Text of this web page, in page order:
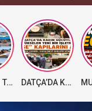
Datça’da 1 Temmuz Denizcilik ve Kabotaj Bayramı’nın 100. Yılı Coşkuyla Kutlandı KABOTAJ’IN 100. YILINA YAKIŞAN COŞKU BAYRAĞI ALDI, ÖDÜLÜ ALİ EREN’E ARMAĞAN ETTİ DATÇA’DA KADIN GÜCÜYLE YÜKSELEN YENİ BİR İŞLETME DAHA ’AYŞE’ kapılarını açtı!